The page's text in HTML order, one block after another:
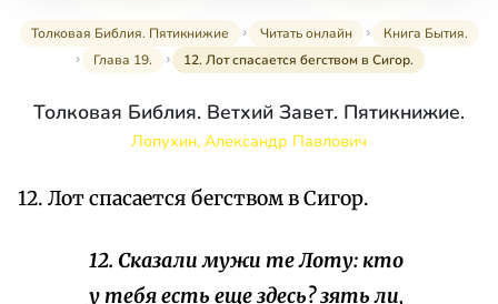
Толковая Библия. Пятикнижие Читать онлайн
Книга Бытия.
Глава 19.
12. Лот спасается бегством в Сигор.
Толковая Библия. Ветхий Завет. Пятикнижие.
Лопухин, Александр Павлович
12. Лот спасается бегством в Сигор.
12. Сказали мужи те Лоту: кто
у тебя есть еще здесь? зять ли,